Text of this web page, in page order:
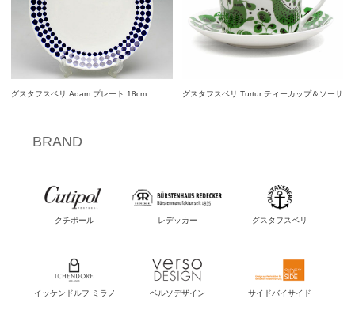
BRAND
クチポール レデッカー グスタフスベリ
イッケンドルフ ミラノ ベルソデザイン サイドバイサイド